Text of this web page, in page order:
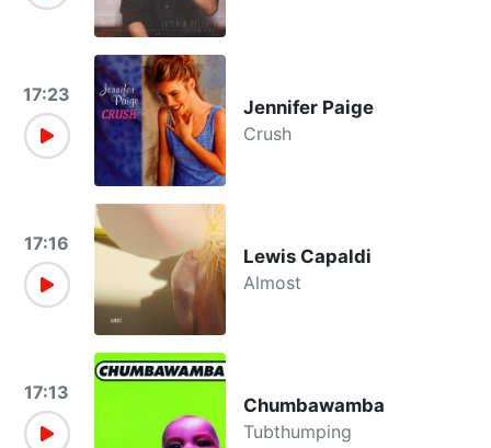
17:23
Jennifer Paige
Crush
17:16
Lewis Capaldi
Almost
17:13
Chumbawamba
Tubthumping